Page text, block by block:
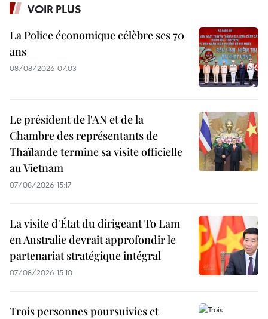
VOIR PLUS
La Police économique célèbre ses 70
ans
08/08/2026 07:03
Le président de l'AN et de la
Chambre des représentants de
Thaïlande termine sa visite officielle
au Vietnam
07/08/2026 15:17
La visite d'État du dirigeant To Lam
en Australie devrait approfondir le
partenariat stratégique intégral
07/08/2026 15:10
Trois personnes poursuivies et